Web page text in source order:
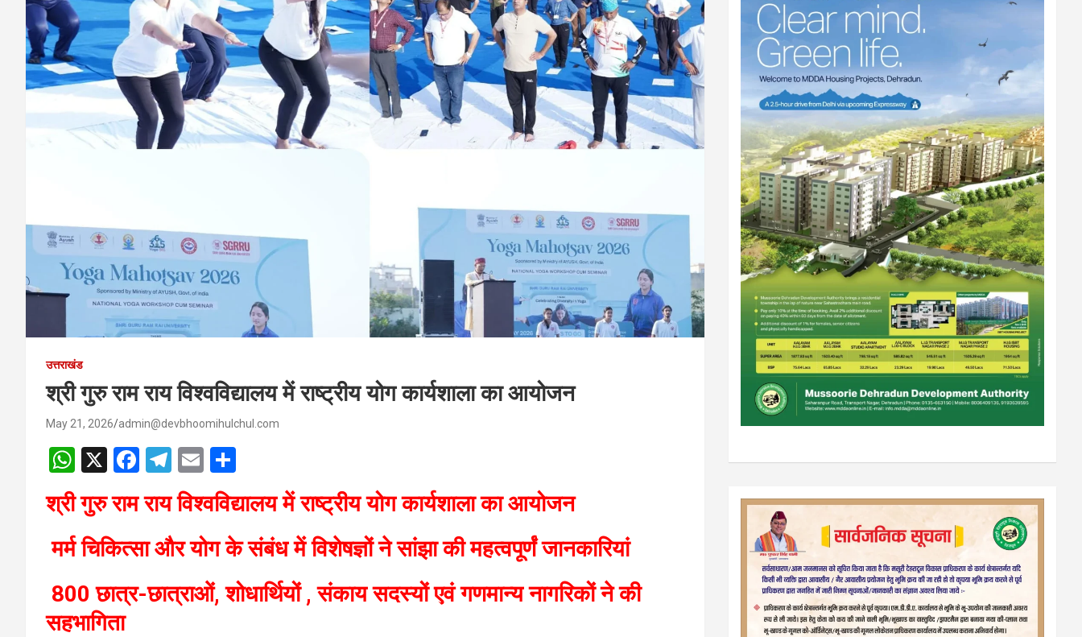
उत्तराखंड
श्री गुरु राम राय विश्वविद्यालय में राष्ट्रीय योग कार्यशाला का आयोजन
May 21, 2026 admin@devbhoomihulchul.com
W
at
s
A
p
p
X
F
ce
b
o
o
T
el
e
gr
a
m
E
m
ail ar
e
श्री गुरु राम राय विश्वविद्यालय में राष्ट्रीय योग कार्यशाला का आयोजन
मर्म चिकित्सा और योग के संबंध में विशेषज्ञों ने सांझा की महत्वपूर्णं जानकारियां
800 छात्र-छात्राओं, शोधार्थियों , संकाय सदस्यों एवं गणमान्य नागरिकों ने की
सहभागिता